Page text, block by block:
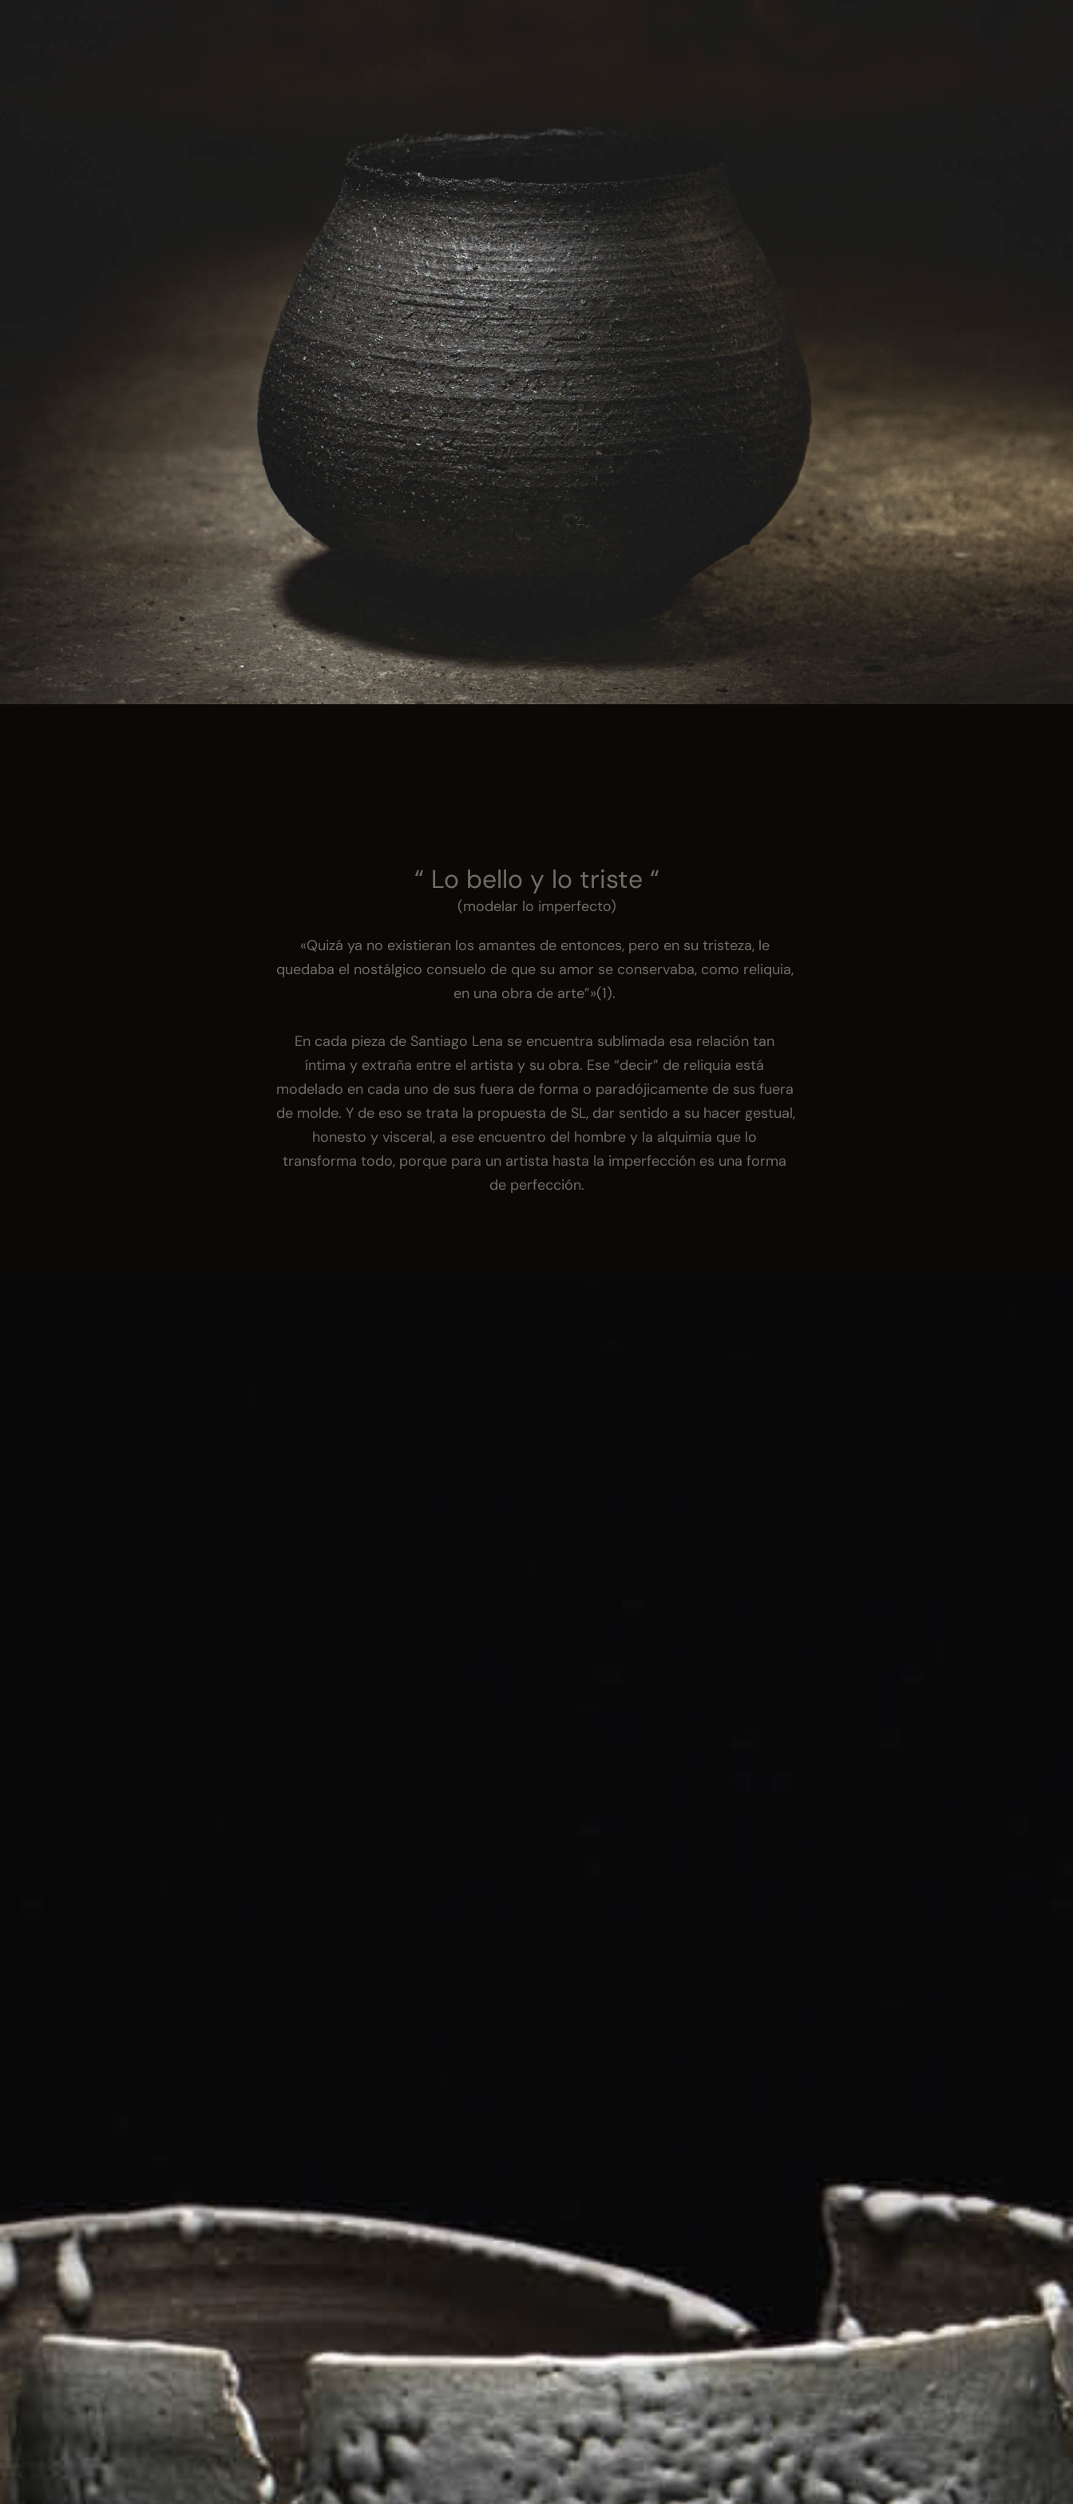
“ Lo bello y lo triste “
(modelar lo imperfecto)
«Quizá ya no existieran los amantes de entonces, pero en su tristeza, le
quedaba el nostálgico consuelo de que su amor se conservaba, como reliquia,
en una obra de arte”»(1).
En cada pieza de Santiago Lena se encuentra sublimada esa relación tan
íntima y extraña entre el artista y su obra. Ese “decir” de reliquia está
modelado en cada uno de sus fuera de forma o paradójicamente de sus fuera
de molde. Y de eso se trata la propuesta de SL, dar sentido a su hacer gestual,
honesto y visceral, a ese encuentro del hombre y la alquimia que lo
transforma todo, porque para un artista hasta la imperfección es una forma
de perfección.